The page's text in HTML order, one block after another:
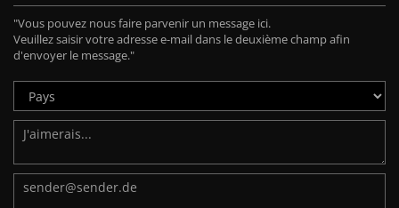
"Vous pouvez nous faire parvenir un message ici.
Veuillez saisir votre adresse e-mail dans le deuxième champ afin
d'envoyer le message."